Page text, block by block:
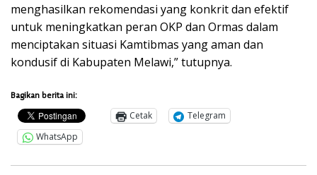
menghasilkan rekomendasi yang konkrit dan efektif
untuk meningkatkan peran OKP dan Ormas dalam
menciptakan situasi Kamtibmas yang aman dan
kondusif di Kabupaten Melawi,” tutupnya.
Bagikan berita ini:
Cetak
Telegram
WhatsApp